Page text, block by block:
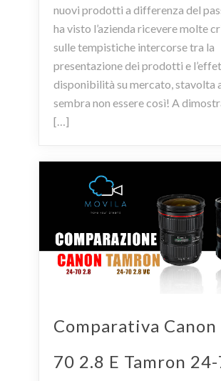
nuovi prodotti a differenza del
ha visto l’azienda ricevere molte
sulle tempistiche intercorse tra la
presentazione dei prodotti e
disponibilità su mercato, stavolta
sembra non essere così! A
[…]
Comparativa Canon
70 2.8 E Tamron